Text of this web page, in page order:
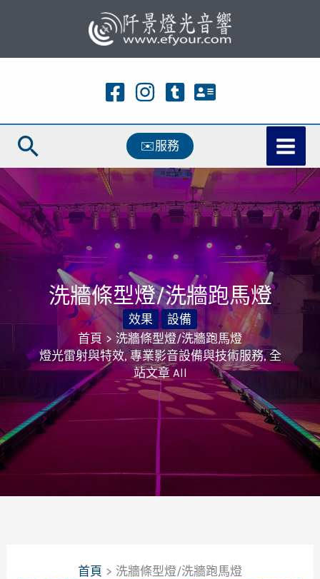
主
容
搜
尋
✉️服務
洗牆條型燈/洗牆跑馬燈
效果
設備
首頁
洗牆條型燈/洗牆跑馬燈
燈光雷射與特效,專業影音設備與技術服務,全
站文章 All
首頁 洗牆條型燈/洗牆跑馬燈